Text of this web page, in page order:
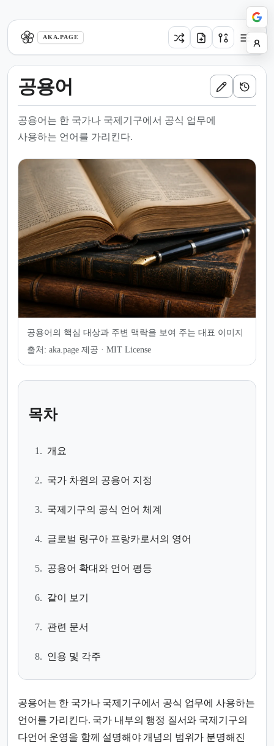
AKA.PAGE
공용어
공용어는 한 국가나 국제기구에서 공식 업무에
사용하는 언어를 가리킨다.
공용어의 핵심 대상과 주변 맥락을 보여 주는 대표 이미지
출처: aka.page 제공 · MIT License
목차
1. 개요
2. 국가 차원의 공용어 지정
3. 국제기구의 공식 언어 체계
4. 글로벌 링구아 프랑카로서의 영어
5. 공용어 확대와 언어 평등
6. 같이 보기
7. 관련 문서
8. 인용 및 각주
공용어는 한 국가나 국제기구에서 공식 업무에 사용하는
언어를 가리킨다. 국가 내부의 행정 질서와 국제기구의
다언어 운영을 함께 설명해야 개념의 범위가 분명해진